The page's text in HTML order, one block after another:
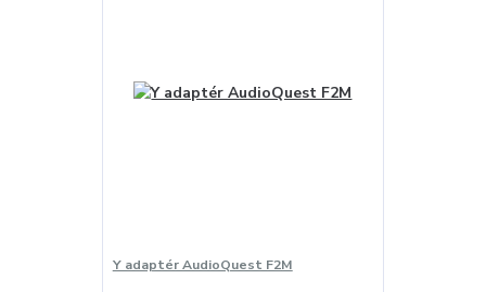
Y adaptér AudioQuest F2M